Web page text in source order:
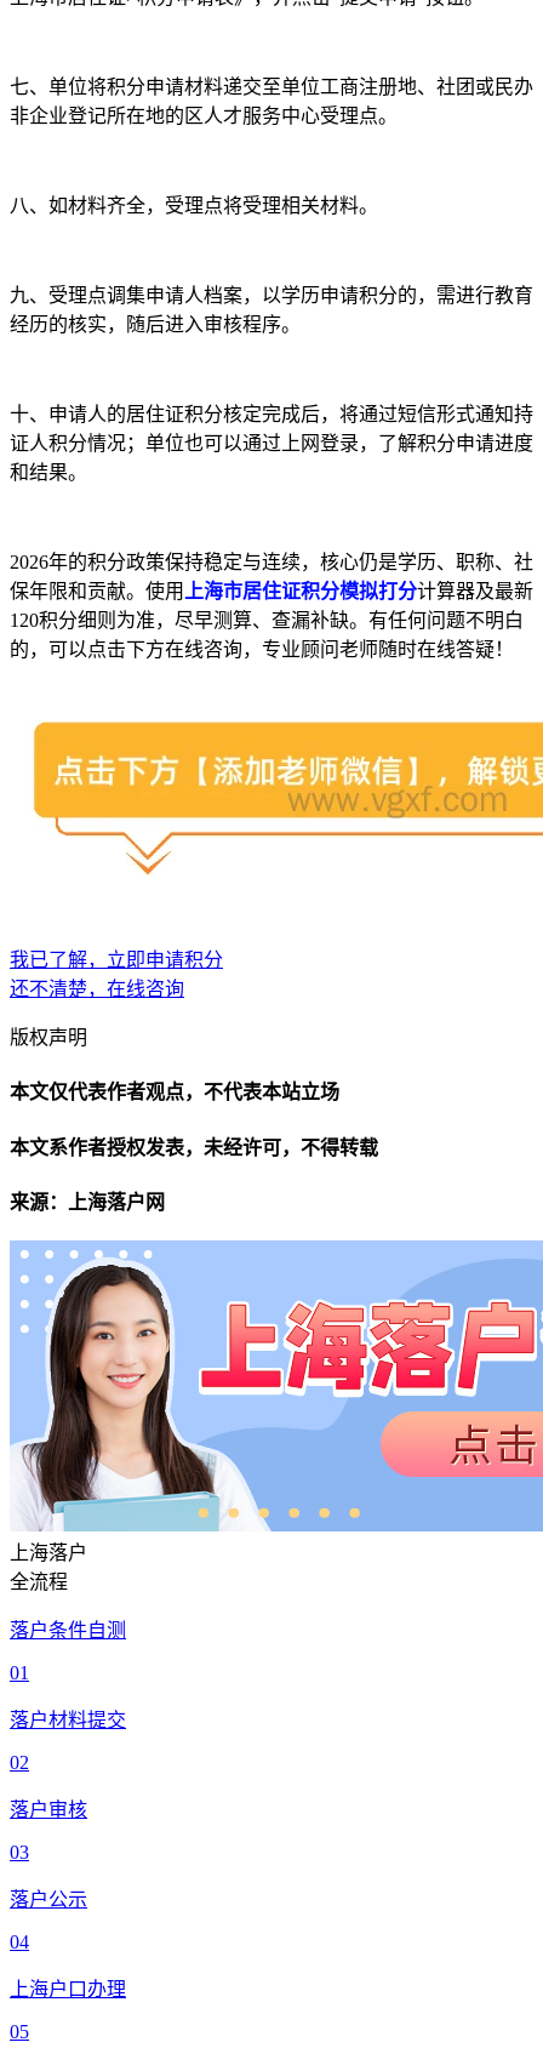
七、单位将积分申请材料递交至单位工商注册地、社团或民办
非企业登记所在地的区人才服务中心受理点。
八、如材料齐全，受理点将受理相关材料。
九、受理点调集申请人档案，以学历申请积分的，需进行教育
经历的核实，随后进入审核程序。
十、申请人的居住证积分核定完成后，将通过短信形式通知持
证人积分情况；单位也可以通过上网登录，了解积分申请进度
和结果。
2026年的积分政策保持稳定与连续，核心仍是学历、职称、社
保年限和贡献。使用
上海市居住证积分模拟打分计算器及最新
120积分细则为准，尽早测算、查漏补缺。有任何问题不明白
的，可以点击下方在线咨询，专业顾问老师随时在线答疑！
我已了解，立即申请积分
还不清楚，在线咨询
版权声明
本文仅代表作者观点，不代表本站立场
本文系作者授权发表，未经许可，不得转载
来源：上海落户网
上海落户
全流程
落户条件自测
01
落户材料提交
02
落户审核
03
落户公示
04
上海户口办理
05